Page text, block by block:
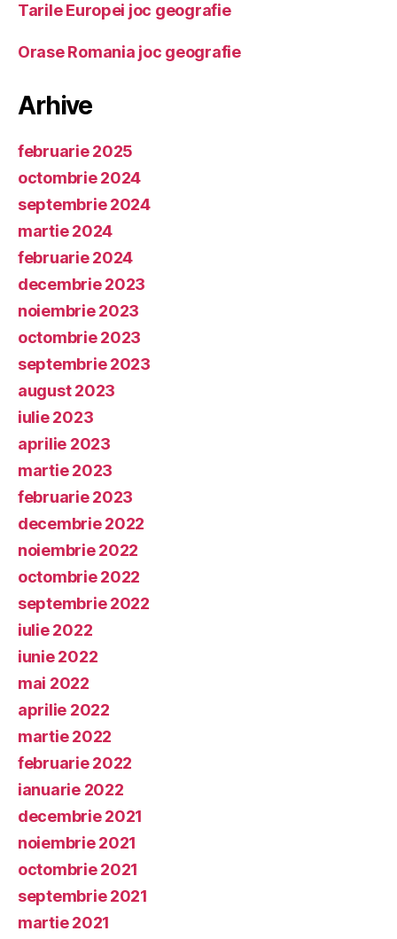
Tarile Europei joc geografie
Orase Romania joc geografie
Arhive
februarie 2025
octombrie 2024
septembrie 2024
martie 2024
februarie 2024
decembrie 2023
noiembrie 2023
octombrie 2023
septembrie 2023
august 2023
iulie 2023
aprilie 2023
martie 2023
februarie 2023
decembrie 2022
noiembrie 2022
octombrie 2022
septembrie 2022
iulie 2022
iunie 2022
mai 2022
aprilie 2022
martie 2022
februarie 2022
ianuarie 2022
decembrie 2021
noiembrie 2021
octombrie 2021
septembrie 2021
martie 2021